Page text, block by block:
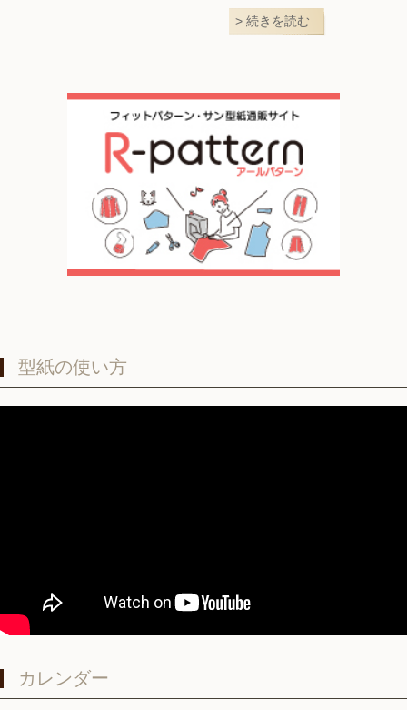
続きを読む
型紙の使い方
カレンダー